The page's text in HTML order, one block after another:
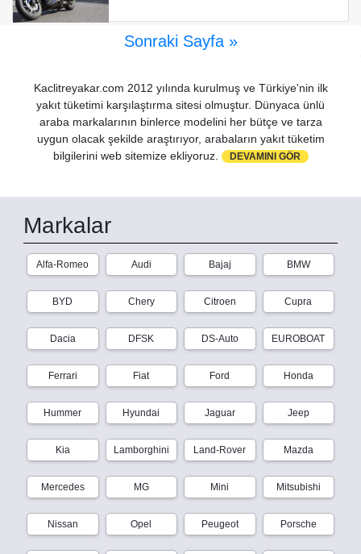
Sonraki Sayfa »
Kaclitreyakar.com 2012 yılında kurulmuş ve Türkiye'nin ilk
yakıt tüketimi karşılaştırma sitesi olmuştur. Dünyaca ünlü
araba markalarının binlerce modelini her bütçe ve tarza
uygun olacak şekilde araştırıyor, arabaların yakıt tüketim
bilgilerini web sitemize ekliyoruz.
DEVAMINI GÖR
Markalar
Alfa-Romeo Audi Bajaj BMW
BYD Chery Citroen Cupra
Dacia DFSK DS-Auto EUROBOAT
Ferrari Fiat Ford Honda
Hummer Hyundai Jaguar Jeep
Kia Lamborghini Land-Rover Mazda
Mercedes MG Mini Mitsubishi
Nissan Opel Peugeot Porsche